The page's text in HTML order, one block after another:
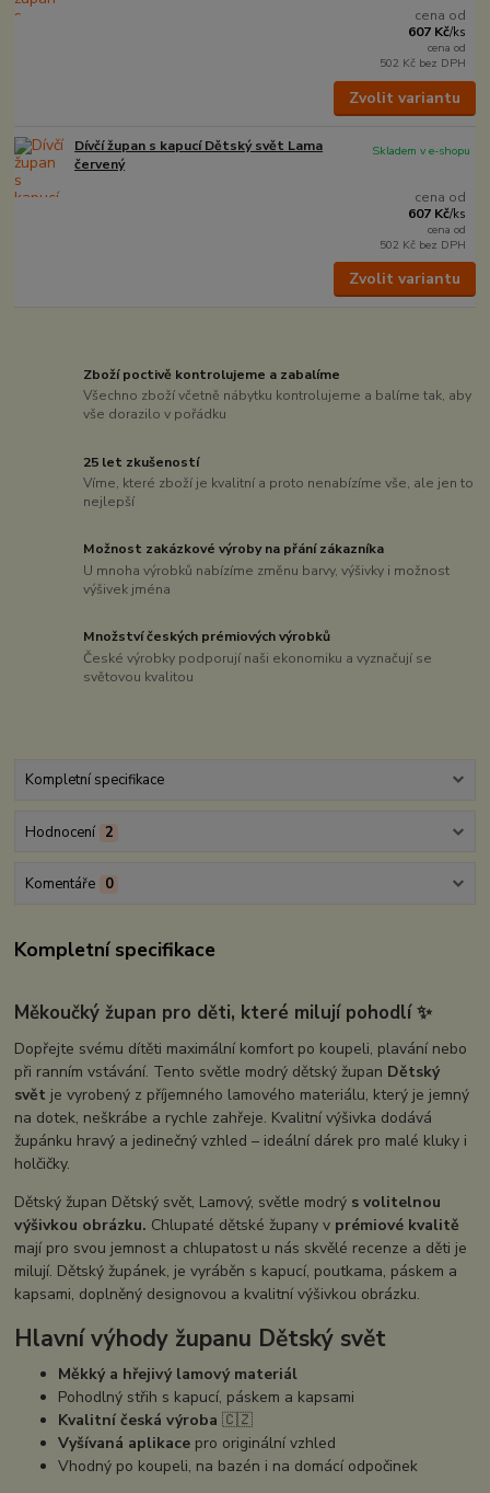
cena od
607 Kč/ks
cena od
502 Kč bez DPH
Zvolit variantu
Dívčí župan s kapucí Dětský svět Lama
červený
cena od
607 Kč/ks
cena od
502 Kč bez DPH
Skladem v e-shopu
Zvolit variantu
Zboží poctivě kontrolujeme a zabalíme
Všechno zboží včetně nábytku kontrolujeme a balíme tak, aby
vše dorazilo v pořádku
25 let zkušeností
Víme, které zboží je kvalitní a proto nenabízíme vše, ale jen to
nejlepší
Možnost zakázkové výroby na přání zákazníka
U mnoha výrobků nabízíme změnu barvy, výšivky i možnost
výšivek jména
Množství českých prémiových výrobků
České výrobky podporují naši ekonomiku a vyznačují se
světovou kvalitou
Kompletní specifikace
Hodnocení 2
Komentáře 0
Kompletní specifikace
Měkoučký župan pro děti, které milují pohodlí✨
Dopřejte svému dítěti maximální komfort po koupeli, plavání nebo
při ranním vstávání. Tento světle modrý dětský župan Dětský
svět je vyrobený z příjemného lamového materiálu, který je jemný
na dotek, neškrábe a rychle zahřeje. Kvalitní výšivka dodává
župánku hravý a jedinečný vzhled – ideální dárek pro malé kluky i
holčičky.
Dětský župan Dětský svět, Lamový, světle modrý s volitelnou
výšivkou obrázku. Chlupaté dětské župany v prémiové kvalitě
mají pro svou jemnost a chlupatost u nás skvělé recenze a děti je
milují. Dětský župánek, je vyráběn s kapucí, poutkama, páskem a
kapsami, doplněný designovou a kvalitní výšivkou obrázku.
Hlavní výhody županu Dětský svět
Měkký a hřejivý lamový materiál
Pohodlný střih s kapucí, páskem a kapsami
Kvalitní česká výroba 🇨🇿
Vyšívaná aplikace pro originální vzhled
Vhodný po koupeli, na bazén i na domácí odpočinek